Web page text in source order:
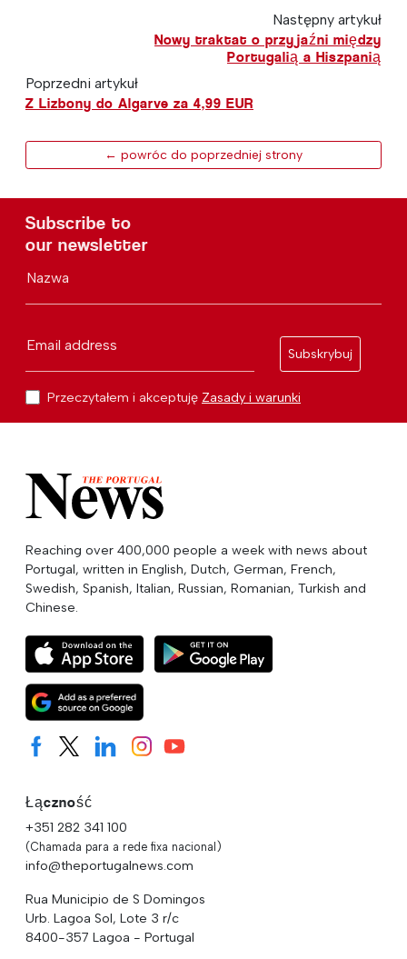
Następny artykuł
Nowy traktat o przyjaźni między
Portugalią a Hiszpanią
Poprzedni artykuł
Z Lizbony do Algarve za 4,99 EUR
← powróc do poprzedniej strony
Subscribe to
our newsletter
Nazwa
Email address
Subskrybuj
Przeczytałem i akceptuję Zasady i warunki
Reaching over 400,000 people a week with news about
Portugal, written in English, Dutch, German, French,
Swedish, Spanish, Italian, Russian, Romanian, Turkish and
Chinese.
Łączność
+351 282 341 100
(Chamada para a rede fixa nacional)
info@theportugalnews.com
Rua Municipio de S Domingos
Urb. Lagoa Sol, Lote 3 r/c
8400-357 Lagoa - Portugal